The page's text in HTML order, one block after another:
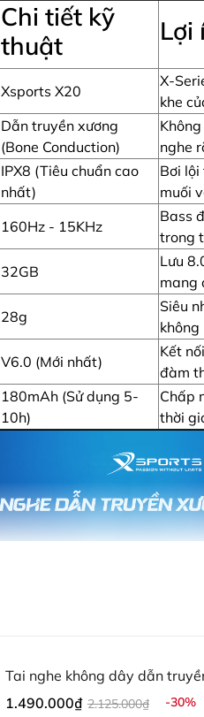
Chi tiết kỹ
thuật
Lợi
Xsports X20
X-
khe
Dẫn truyền xương
(Bone Conduction)
nghe
IPX8 (Tiêu chuẩn cao
nhất)
Bơi lội
muối
160Hz - 15KHz
Bass
trong
32GB
Lưu
mang
28g
Siêu
không
V6.0 (Mới nhất)
Kết
đàm
180mAh (Sử dụng 5-
10h)
Chấp
thời
Tai nghe không dây dẫn
chính hãng Xsports MS270
1.490.000₫ 2.125.000₫
-30%